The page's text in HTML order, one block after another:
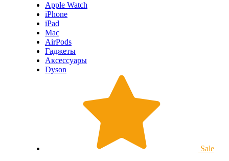
Apple Watch
iPhone
iPad
Mac
AirPods
Гаджеты
Аксессуары
Dyson
Sale